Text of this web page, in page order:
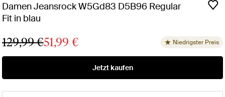
Damen Jeansrock W5Gd83 D5B96 Regular
Fit in blau
129,99 €51,99 € Niedrigster Preis
Jetzt kaufen